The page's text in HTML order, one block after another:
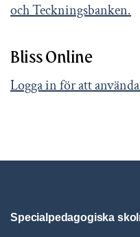
och Teckningsbanken.
Bliss Online
Logga in för att
Specialpedagogiska